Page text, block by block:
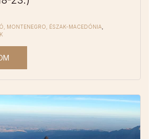
MONTENEGRO, ÉSZAK-MACEDÓNIA